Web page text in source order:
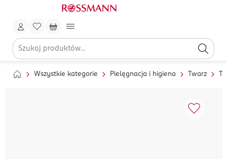
Wszystkie kategorie Pielęgnacja i higiena Twarz